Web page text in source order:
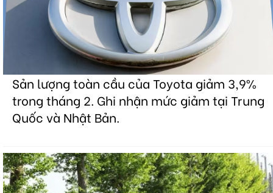
Sản lượng toàn cầu của Toyota giảm 3,9%
trong tháng 2. Ghi nhận mức giảm tại Trung
Quốc và Nhật Bản.